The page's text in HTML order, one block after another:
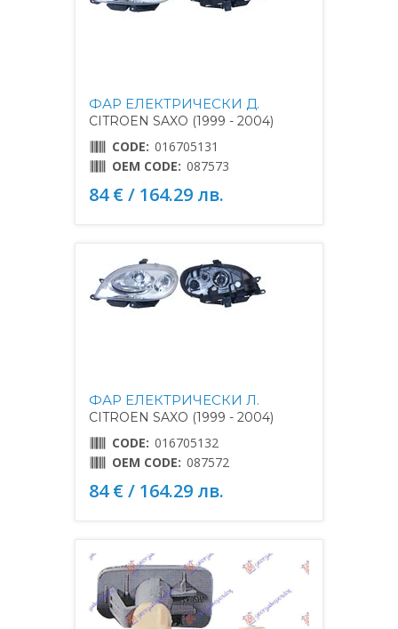
ФАР ЕЛЕКТРИЧЕСКИ Д.
CITROEN SAXO (1999 - 2004)
CODE: 016705131
OEM CODE: 087573
84 € / 164.29 лв.
ФАР ЕЛЕКТРИЧЕСКИ Л.
CITROEN SAXO (1999 - 2004)
CODE: 016705132
OEM CODE: 087572
84 € / 164.29 лв.